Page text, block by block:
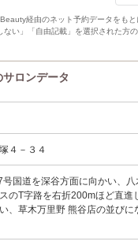
経由のネット予約データをもと
い」「自由記載」を選択された方の
ロンデータ
４－３４
国道を深谷方面に向かい、
のT字路を右折200mほど直
、草木万里野 熊谷店の並び